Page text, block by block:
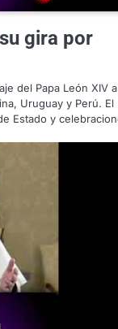
gira por
del Papa León XIV a
Uruguay y Perú. El
Estado y